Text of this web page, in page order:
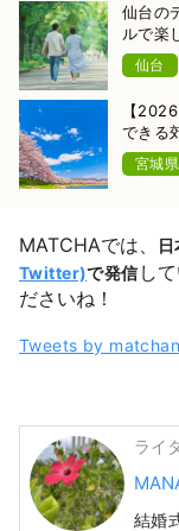
仙台の
ルで楽
仙台
【
できる
宮城県
MATCHAでは、
Twitter)で発信 し
ださいね！
Tweets by
ライ
結婚